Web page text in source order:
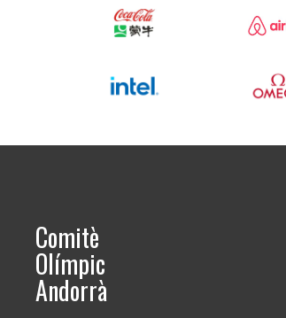
Comitè
Olímpic
Andorrà